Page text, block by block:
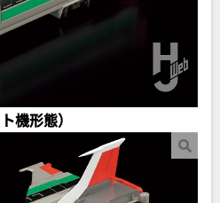
機形態）